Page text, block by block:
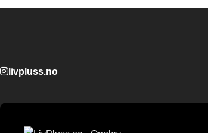
livpluss.no